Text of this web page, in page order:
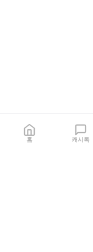
홈 캐시톡